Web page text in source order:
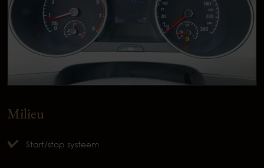
Milieu
Start/stop systeem